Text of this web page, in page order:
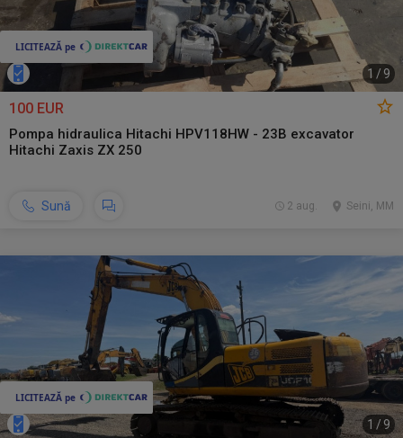
1 / 9
100 EUR
Pompa hidraulica Hitachi HPV118HW - 23B excavator
Hitachi Zaxis ZX 250
Sună Seini, MM
2 aug.
1 / 9